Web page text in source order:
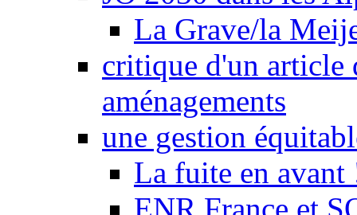
La Grave/la
critique d'un article
aménagements
une gestion
La fuite en avant